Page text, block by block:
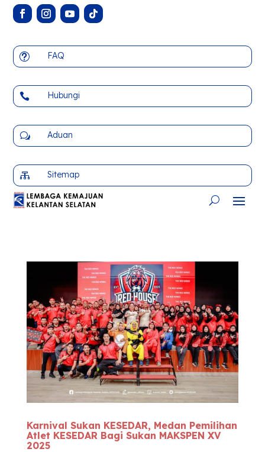
t FAQ
 Hubungi
w Aduan
 Sitemap
Karnival Sukan KESEDAR, Medan Pemilihan
Atlet KESEDAR Bagi Sukan MAKSPEN XV
2025